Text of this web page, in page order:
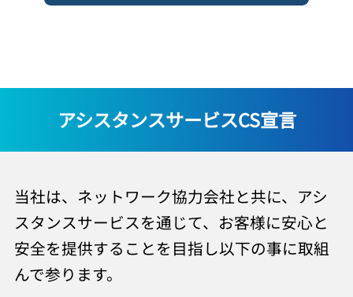
アシスタンスサービスCS宣言
当社は、ネットワーク協力会社と共に、アシ
スタンスサービスを通じて、お客様に安心と
安全を提供することを目指し以下の事に取組
んで参ります。